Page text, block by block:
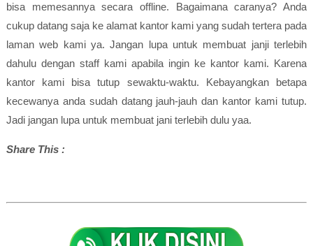
bisa memesannya secara offline. Bagaimana caranya? Anda
cukup datang saja ke alamat kantor kami yang sudah tertera pada
laman web kami ya. Jangan lupa untuk membuat janji terlebih
dahulu dengan staff kami apabila ingin ke kantor kami. Karena
kantor kami bisa tutup sewaktu-waktu. Kebayangkan betapa
kecewanya anda sudah datang jauh-jauh dan kantor kami tutup.
Jadi jangan lupa untuk membuat jani terlebih dulu yaa.
Share This :